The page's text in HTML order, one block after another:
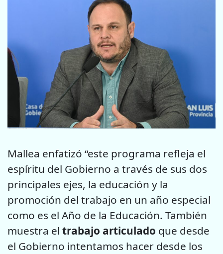
Mallea enfatizó “este programa refleja el
espíritu del Gobierno a través de sus dos
principales ejes, la educación y la
promoción del trabajo en un año especial
como es el Año de la Educación. También
muestra el trabajo articulado que desde
el Gobierno intentamos hacer desde los